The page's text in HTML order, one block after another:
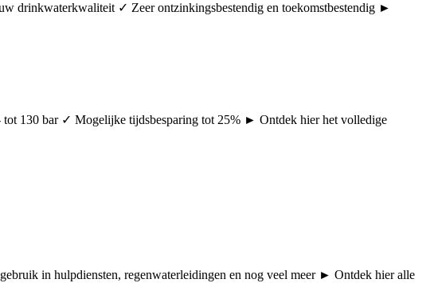
drinkwaterkwaliteit ✓ Zeer ontzinkingsbestendig en toekomstbestendig ►
130 bar ✓ Mogelijke tijdsbesparing tot 25% ► Ontdek hier het volledige
in hulpdiensten, regenwaterleidingen en nog veel meer ► Ontdek hier alle